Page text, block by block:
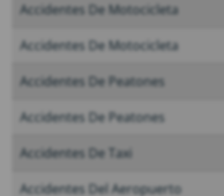
Accidentes De Motocicleta
Accidentes De Motocicleta
Accidentes De Peatones
Accidentes De Peatones
Accidentes De Taxi
Accidentes Del Aeropuerto